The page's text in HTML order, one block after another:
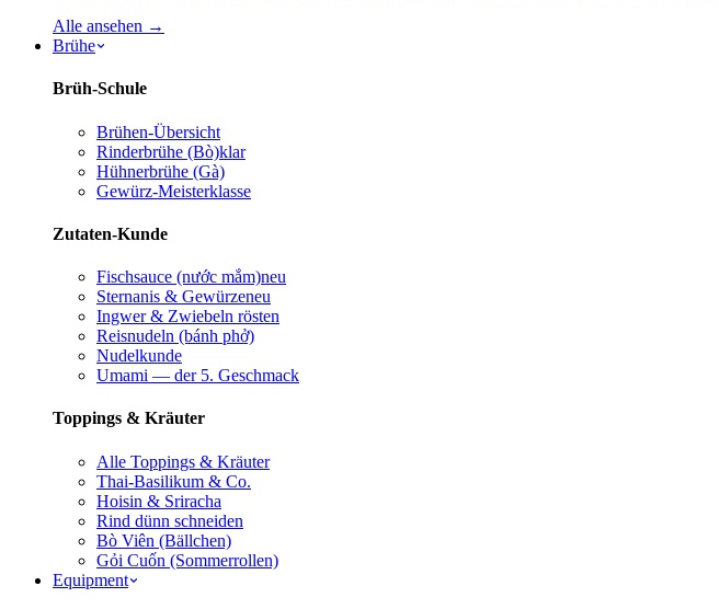
Alle ansehen →
Brühe
Brüh-Schule
Brühen-Übersicht
Rinderbrühe (Bò)klar
Hühnerbrühe (Gà)
Gewürz-Meisterklasse
Zutaten-Kunde
Fischsauce (nước mắm)neu
Sternanis & Gewürzeneu
Ingwer & Zwiebeln rösten
Reisnudeln (bánh phở)
Nudelkunde
Umami — der 5. Geschmack
Toppings & Kräuter
Alle Toppings & Kräuter
Thai-Basilikum & Co.
Hoisin & Sriracha
Rind dünn schneiden
Bò Viên (Bällchen)
Gỏi Cuốn (Sommerrollen)
Equipment